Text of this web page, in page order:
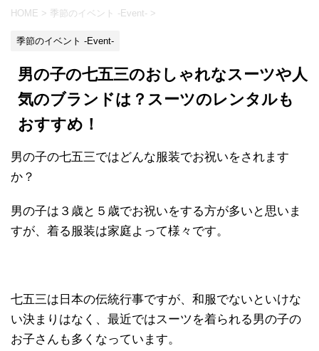
HOME > 季節のイベント -Event- >
季節のイベント -Event-
男の子の七五三のおしゃれなスーツや人
気のブランドは？スーツのレンタルも
おすすめ！
男の子の七五三ではどんな服装でお祝いをされます
か？
男の子は３歳と５歳でお祝いをする方が多いと思いま
すが、着る服装は家庭よって様々です。
七五三は日本の伝統行事ですが、和服でないといけな
い決まりはなく、最近ではスーツを着られる男の子の
お子さんも多くなっています。